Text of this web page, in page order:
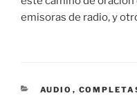
emisoras de radio, y
CATEGORÍAS
AUDIO ,